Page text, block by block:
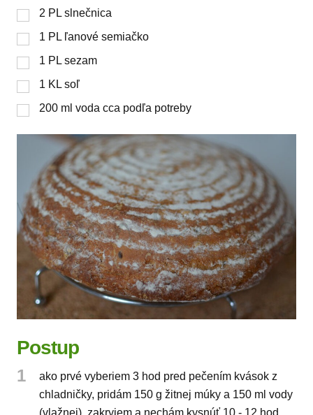
2 PL slnečnica
1 PL ľanové semiačko
1 PL sezam
1 KL soľ
200 ml voda cca podľa potreby
Postup
1
ako prvé vyberiem 3 hod pred pečením kvások z
chladničky, pridám 150 g žitnej múky a 150 ml vody